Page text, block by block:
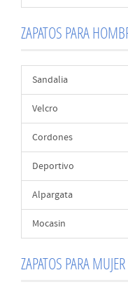
ZAPATOS PARA
Sandalia
Velcro
Cordones
Deportivo
Alpargata
Mocasin
ZAPATOS PARA